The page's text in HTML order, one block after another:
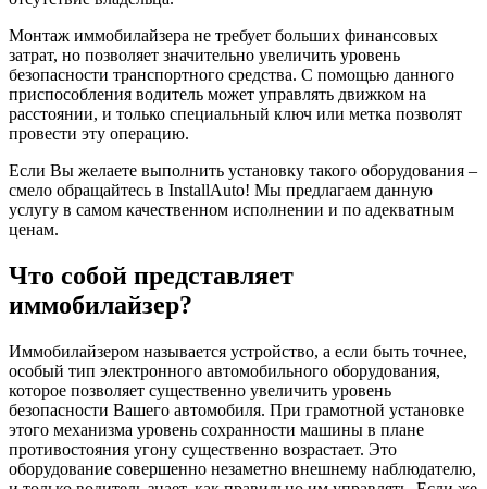
Монтаж иммобилайзера не требует больших финансовых
затрат, но позволяет значительно увеличить уровень
безопасности транспортного средства. С помощью данного
приспособления водитель может управлять движком на
расстоянии, и только специальный ключ или метка позволят
провести эту операцию.
Если Вы желаете выполнить установку такого оборудования –
смело обращайтесь в InstallAuto! Мы предлагаем данную
услугу в самом качественном исполнении и по адекватным
ценам.
Что собой представляет
иммобилайзер?
Иммобилайзером называется устройство, а если быть точнее,
особый тип электронного автомобильного оборудования,
которое позволяет существенно увеличить уровень
безопасности Вашего автомобиля. При грамотной установке
этого механизма уровень сохранности машины в плане
противостояния угону существенно возрастает. Это
оборудование совершенно незаметно внешнему наблюдателю,